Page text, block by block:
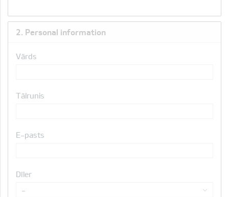
2. Personal information
Vārds
Tālrunis
E-pasts
Dīler
-